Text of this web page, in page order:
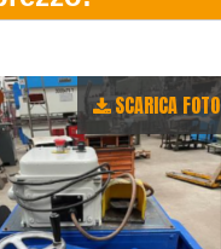
SCARICA FOTO